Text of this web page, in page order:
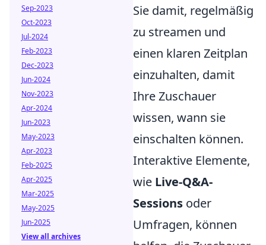
Sie damit, regelmäßig
zu streamen und
einen klaren Zeitplan
einzuhalten, damit
Ihre Zuschauer
wissen, wann sie
einschalten können.
Interaktive Elemente,
wie Live-Q&A-
Sessions oder
Umfragen, können
Sep-2023
Oct-2023
Jul-2024
Feb-2023
Dec-2023
Jun-2024
Nov-2023
Apr-2024
Jun-2023
May-2023
Apr-2023
Feb-2025
Apr-2025
Mar-2025
May-2025
Jun-2025
View all archives